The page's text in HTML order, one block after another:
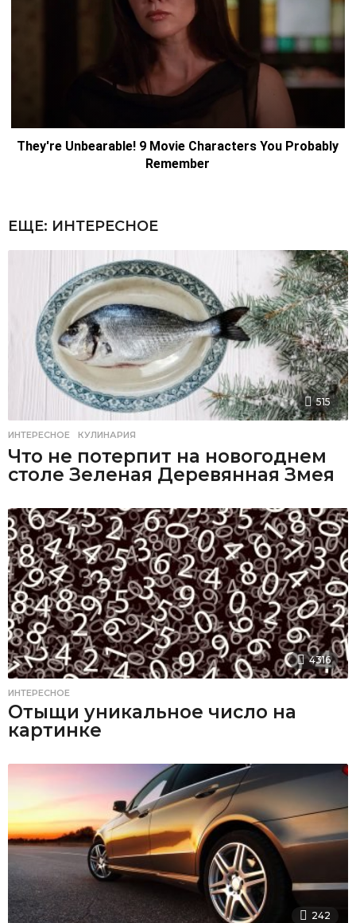
ИНТЕРЕСНОЕ
515
ИНТЕРЕСНОЕ КУЛИНАРИЯ
Что не потерпит на новогоднем
столе Зеленая Деревянная Змея
4316
ИНТЕРЕСНОЕ
Отыщи уникальное число на
картинке
242
ИНТЕРЕСНОЕ
Как разъедутся трамвай и авто на